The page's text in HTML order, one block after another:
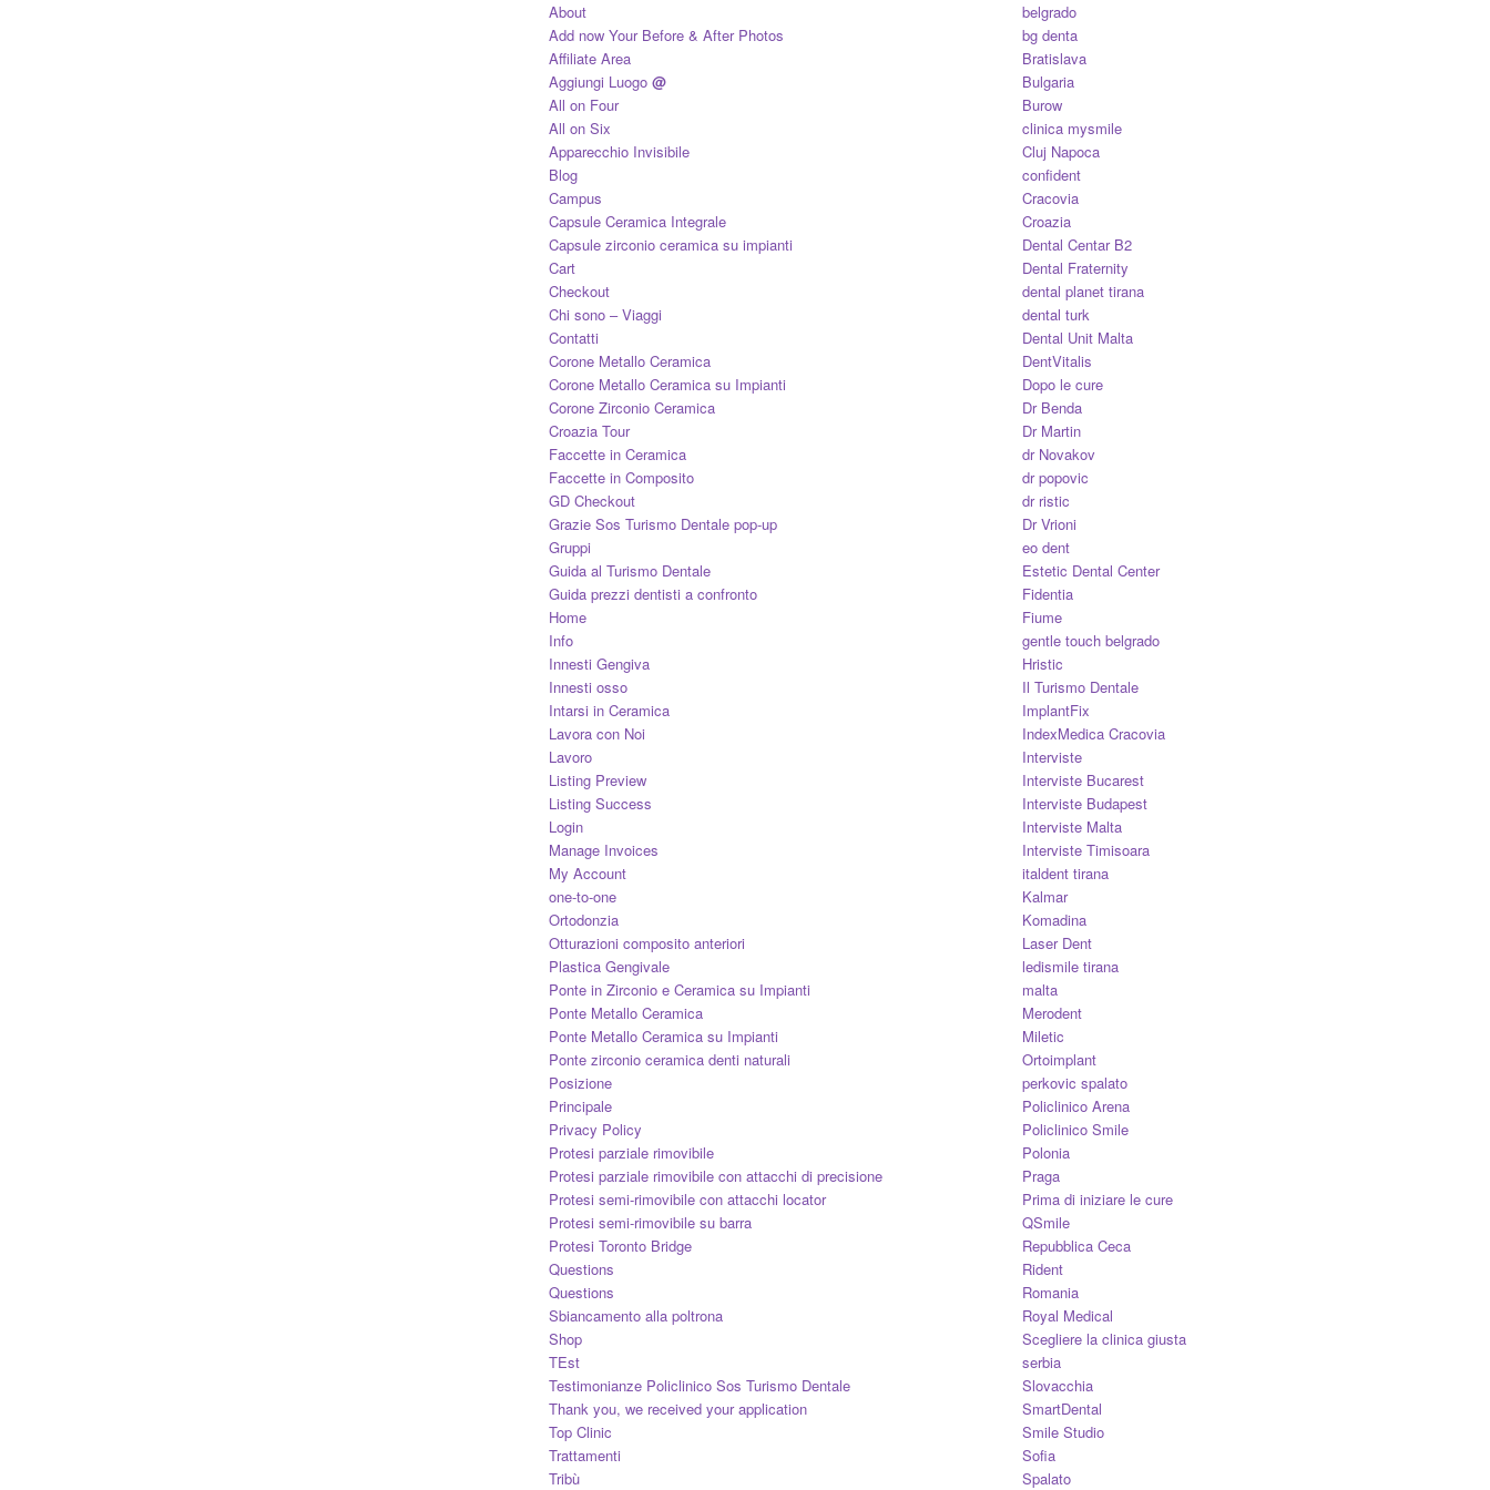
About
Add now Your Before & After Photos
Affiliate Area
Aggiungi Luogo @
All on Four
All on Six
Apparecchio Invisibile
Blog
Campus
Capsule Ceramica Integrale
Capsule zirconio ceramica su impianti
Cart
Checkout
Chi sono – Viaggi
Contatti
Corone Metallo Ceramica
Corone Metallo Ceramica su Impianti
Corone Zirconio Ceramica
Croazia Tour
Faccette in Ceramica
Faccette in Composito
GD Checkout
Grazie Sos Turismo Dentale pop-up
Gruppi
Guida al Turismo Dentale
Guida prezzi dentisti a confronto
Home
Info
Innesti Gengiva
Innesti osso
Intarsi in Ceramica
Lavora con Noi
Lavoro
Listing Preview
Listing Success
Login
Manage Invoices
My Account
one-to-one
Ortodonzia
Otturazioni composito anteriori
Plastica Gengivale
Ponte in Zirconio e Ceramica su Impianti
Ponte Metallo Ceramica
Ponte Metallo Ceramica su Impianti
Ponte zirconio ceramica denti naturali
Posizione
Principale
Privacy Policy
Protesi parziale rimovibile
Protesi parziale rimovibile con attacchi di precisione
Protesi semi-rimovibile con attacchi locator
Protesi semi-rimovibile su barra
Protesi Toronto Bridge
Questions
Questions
Sbiancamento alla poltrona
Shop
TEst
Testimonianze Policlinico Sos Turismo Dentale
Thank you, we received your application
Top Clinic
Trattamenti
Tribù
belgrado
bg denta
Bratislava
Bulgaria
Burow
clinica mysmile
Cluj Napoca
confident
Cracovia
Croazia
Dental Centar B2
Dental Fraternity
dental planet tirana
dental turk
Dental Unit Malta
DentVitalis
Dopo le cure
Dr Benda
Dr Martin
dr Novakov
dr popovic
dr ristic
Dr Vrioni
eo dent
Estetic Dental Center
Fidentia
Fiume
gentle touch belgrado
Hristic
Il Turismo Dentale
ImplantFix
IndexMedica Cracovia
Interviste
Interviste Bucarest
Interviste Budapest
Interviste Malta
Interviste Timisoara
italdent tirana
Kalmar
Komadina
Laser Dent
ledismile tirana
malta
Merodent
Miletic
Ortoimplant
perkovic spalato
Policlinico Arena
Policlinico Smile
Polonia
Praga
Prima di iniziare le cure
QSmile
Repubblica Ceca
Rident
Romania
Royal Medical
Scegliere la clinica giusta
serbia
Slovacchia
SmartDental
Smile Studio
Sofia
Spalato